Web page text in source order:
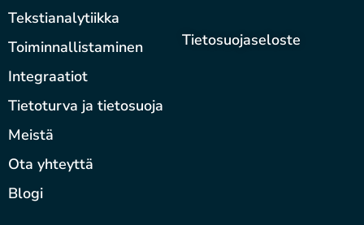
Tekstianalytiikka
Toiminnallistaminen
Integraatiot
Tietoturva ja tietosuoja
Meistä
Ota yhteyttä
Blogi
Tietosuojaseloste